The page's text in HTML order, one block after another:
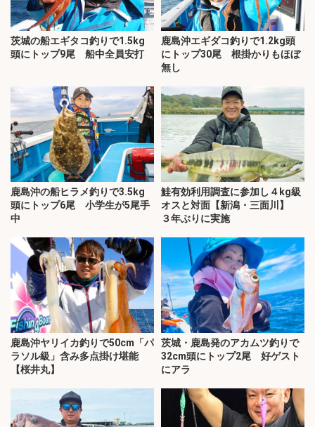
茨城の船エギタコ釣りで1.5kg
頭にトップ9尾 船中全員安打
鹿島沖エギダコ釣りで1.2kg頭
にトップ30尾 根掛かりもほぼ
無し
鹿島沖の船ヒラメ釣りで3.5kg
頭にトップ6尾 小学生が5尾手
中
鮭有効利用調査に参加し４kg級
オスと対面【新潟・三面川】
３年ぶりに実施
鹿島沖ヤリイカ釣りで50cm「パ
ラソル級」含み多点掛け堪能
【桜井丸】
茨城・鹿島発のアカムツ釣りで
32cm頭にトップ2尾 好ゲスト
にアラ